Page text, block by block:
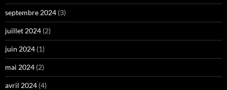
septembre 2024 (3)
juillet 2024 (2)
juin 2024 (1)
mai 2024 (2)
avril 2024 (4)